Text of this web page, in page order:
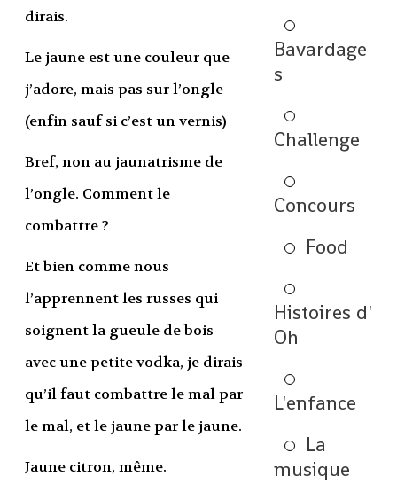
dirais.
Le jaune est une couleur que
j’adore, mais pas sur l’ongle
(enfin sauf si c’est un vernis)
Bref, non au jaunatrisme de
l’ongle. Comment le
combattre ?
Et bien comme nous
l’apprennent les russes qui
soignent la gueule de bois
avec une petite vodka, je dirais
qu’il faut combattre le mal par
le mal, et le jaune par le jaune.
Jaune citron, même.
Bavardage
s
Challenge
Concours
Food
Histoires d'
Oh
L'enfance
La
musique